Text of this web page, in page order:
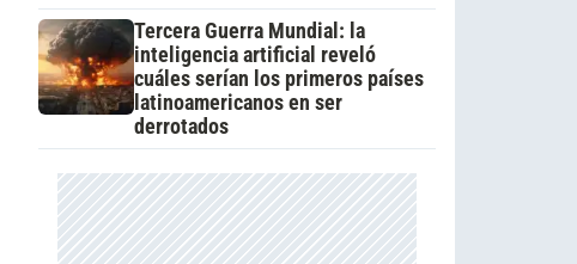
Tercera Guerra Mundial: la
inteligencia artificial reveló
cuáles serían los primeros países
latinoamericanos en ser
derrotados